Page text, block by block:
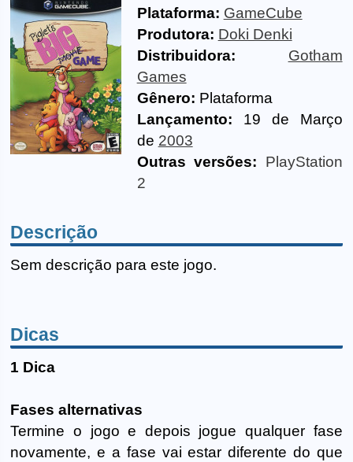
Plataforma: GameCube
Produtora: Doki Denki
Distribuidora:
Gotham
Games
Gênero: Plataforma
Lançamento: 19 de Março
de 2003
Outras versões:
PlayStation
2
Descrição
Sem descrição para este jogo.
Dicas
1 Dica
Fases alternativas
Termine o jogo e depois jogue qualquer fase
novamente, e a fase vai estar diferente do que